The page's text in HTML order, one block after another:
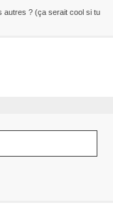
autres ? (ça serait cool si tu